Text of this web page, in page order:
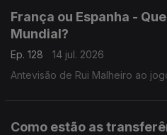
França ou Espanha -
Mundial?
Ep. 128
14 jul. 2026
Antevisão de Rui Malheiro ao
Como estão as